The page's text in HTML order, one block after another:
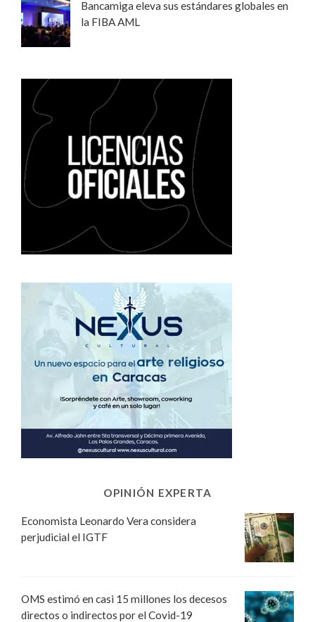
Bancamiga eleva sus estándares globales en
la FIBA AML
OPINIÓN EXPERTA
Economista Leonardo Vera considera
perjudicial el IGTF
OMS estimó en casi 15 millones los decesos
directos o indirectos por el Covid-19